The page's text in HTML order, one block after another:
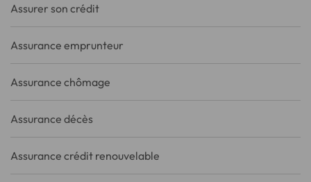
Assurer son crédit
Assurance emprunteur
Assurance chômage
Assurance décès
Assurance crédit renouvelable